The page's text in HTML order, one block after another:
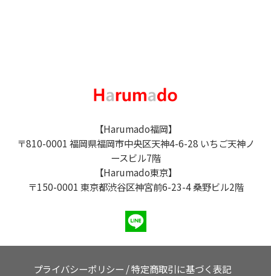
【Harumado福岡】
〒810-0001 福岡県福岡市中央区天神4-6-28 いちご天神ノ
ースビル7階
【Harumado東京】
〒150-0001 東京都渋谷区神宮前6-23-4 桑野ビル2階
プライバシーポリシー /特定商取引に基づく表記